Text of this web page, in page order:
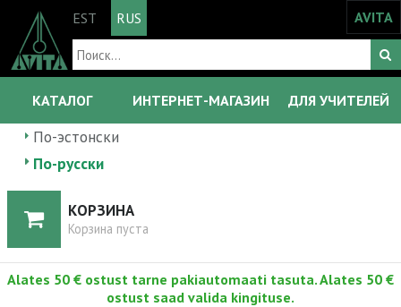
EST RUS AVITA
КАТАЛОГ ИНТЕРНЕТ-МАГАЗИН ДЛЯ УЧИТЕЛЕЙ
По-эстонски
По-русски
КОРЗИНА
Корзина пуста
Alates 50 € ostust tarne pakiautomaati tasuta. Alates 50 €
ostust saad valida kingituse.